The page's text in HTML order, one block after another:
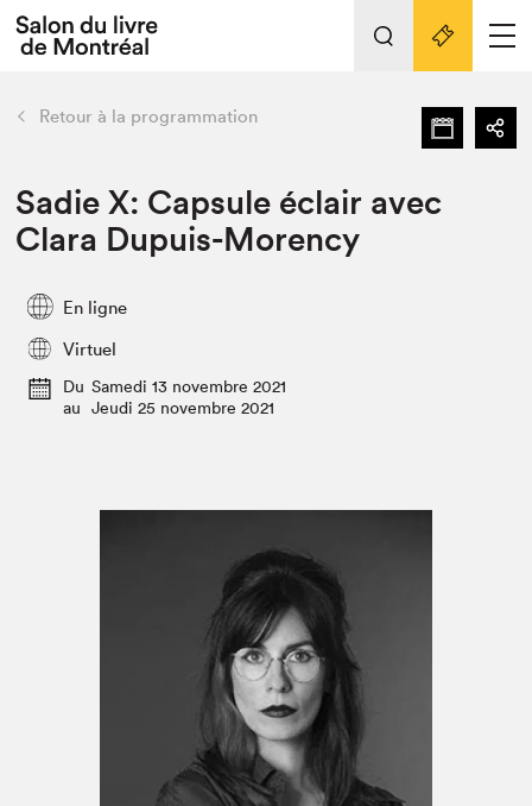
Tout sur l'édition 2022
Actualités
Club de lecture Braindate
retour Nos activités
Édition 2022
Planifier sa visite
Nous connaître
Liens pratiques
Retour à la programmation
Sadie X: Capsule éclair avec
Clara Dupuis-Morency
En ligne
Virtuel
Du Samedi 13 novembre 2021
au Jeudi 25 novembre 2021